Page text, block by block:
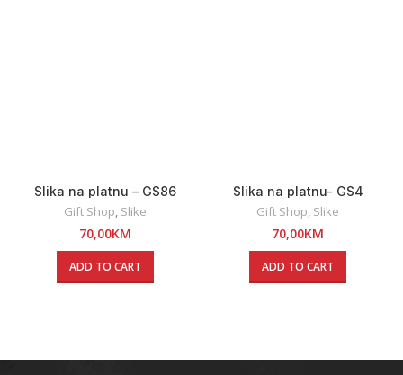
Slika na platnu – GS86
Gift Shop, Slike
70,00KM
ADD TO CART
Slika na platnu- GS4
Gift Shop, Slike
70,00KM
ADD TO CART